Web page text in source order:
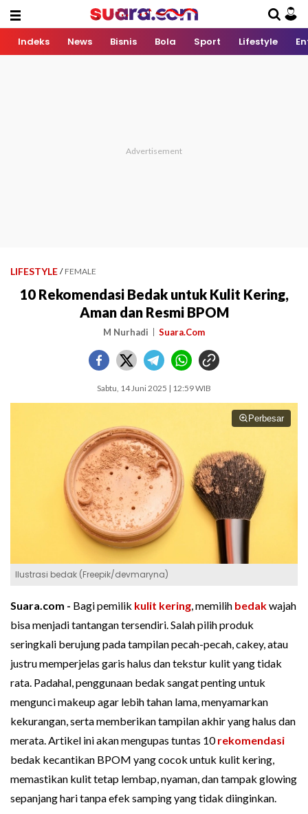
Indeks News Bisnis Bola Sport Lifestyle
LIFESTYLE / FEMALE
10 Rekomendasi Bedak untuk Kulit Kering,
Aman dan Resmi BPOM
M Nurhadi Suara.Com
Sabtu, 14 Juni 2025 | 12:59 WIB
Perbesar
Ilustrasi bedak (Freepik/devmaryna)
Suara.com - Bagi pemilik kulit kering, memilih bedakwajah
bisa menjadi tantangan tersendiri. Salah pilih produk
seringkali berujung pada tampilan pecah-pecah, cakey, atau
justru memperjelas garis halus dan tekstur kulit yang tidak
rata. Padahal, penggunaan bedak sangat penting untuk
mengunci makeup agar lebih tahan lama, menyamarkan
kekurangan, serta memberikan tampilan akhir yang halus dan
merata. Artikel ini akan mengupas tuntas 10rekomendasi
bedak kecantikan BPOM yang cocok untuk kulit kering,
memastikan kulit tetap lembap, nyaman, dan tampak glowing
sepanjang hari tanpa efek samping yang tidak diinginkan.